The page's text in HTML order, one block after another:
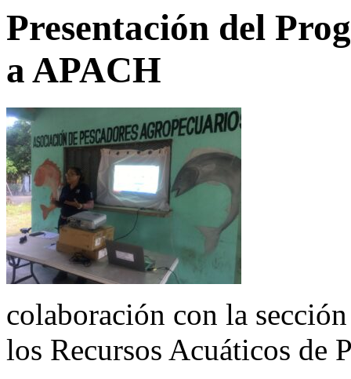
Presentación del
a APACH
colaboración con la
los Recursos Acuáticos de